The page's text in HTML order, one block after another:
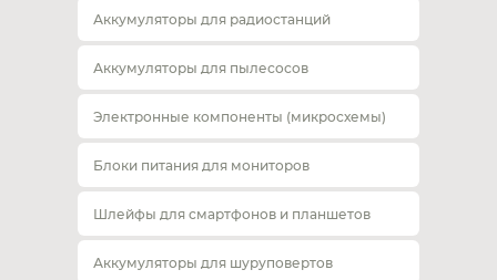
Аккумуляторы для радиостанций
Аккумуляторы для пылесосов
Электронные компоненты (микросхемы)
Блоки питания для мониторов
Шлейфы для смартфонов и планшетов
Аккумуляторы для шуруповертов